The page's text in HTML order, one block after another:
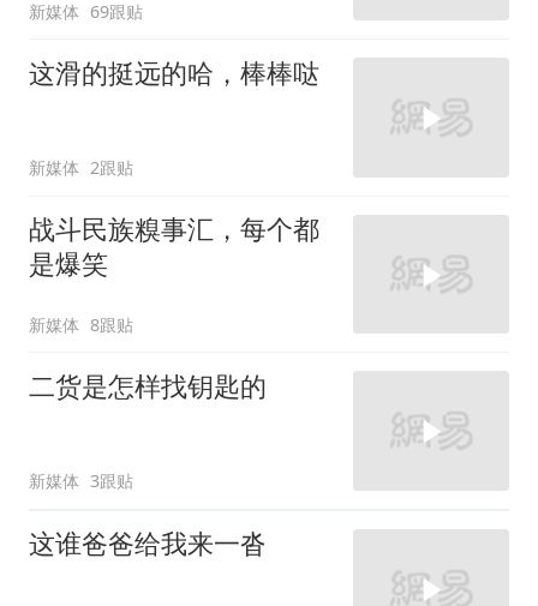
新媒体 69跟贴
这滑的挺远的哈，棒棒哒
新媒体 2跟贴
战斗民族糗事汇，每个都
是爆笑
新媒体 8跟贴
二货是怎样找钥匙的
新媒体 3跟贴
这谁爸爸给我来一沓